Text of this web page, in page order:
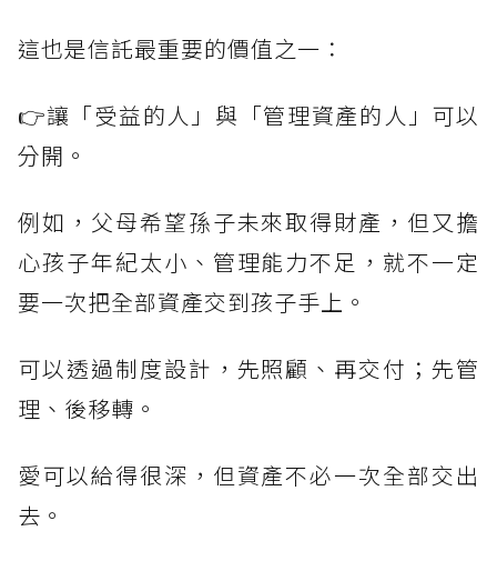
這也是信託最重要的價值之一：
👉讓「受益的人」與「管理資產的人」可以
分開。
例如，父母希望孫子未來取得財產，但又擔
心孩子年紀太小、管理能力不足，就不一定
要一次把全部資產交到孩子手上。
可以透過制度設計，先照顧、再交付；先管
理、後移轉。
愛可以給得很深，但資產不必一次全部交出
去。